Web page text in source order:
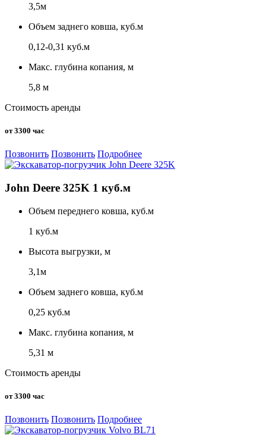
3,5м
Объем заднего ковша, куб.м
0,12-0,31 куб.м
Макс. глубина копания, м
5,8 м
Стоимость аренды
от 3300 час
Позвонить Позвонить Подробнее
John Deere 325K 1 куб.м
Объем переднего ковша, куб.м
1 куб.м
Высота выгрузки, м
3,1м
Объем заднего ковша, куб.м
0,25 куб.м
Макс. глубина копания, м
5,31 м
Стоимость аренды
от 3300 час
Позвонить Позвонить Подробнее